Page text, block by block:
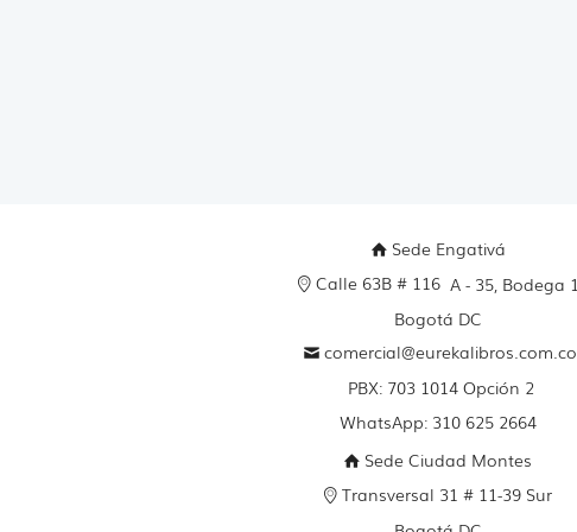
Sede Engativá
Calle 63B # 116 A - 35, Bodega 1
Bogotá DC
comercial@eurekalibros.com.co
PBX: 703 1014 Opción 2
WhatsApp: 310 625 2664
Sede Ciudad Montes
Transversal 31 # 11-39 Sur